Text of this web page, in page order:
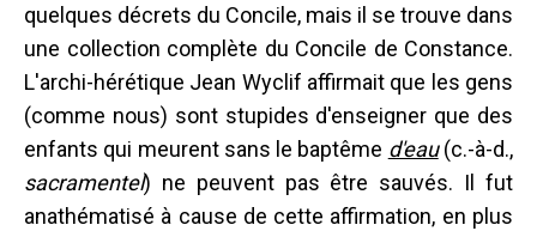
quelques décrets du Concile, mais il se trouve dans
une collection complète du Concile de Constance.
L'archi-hérétique Jean Wyclif affirmait que les gens
(comme nous) sont stupides d'enseigner que des
enfants qui meurent sans le baptême d'eau(c.-à-d.,
sacramentel) ne peuvent pas être sauvés. Il fut
anathématisé à cause de cette affirmation, en plus